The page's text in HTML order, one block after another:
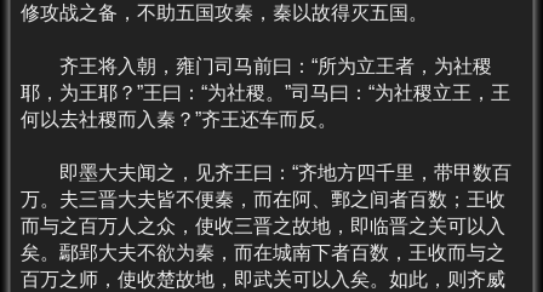
修攻战之备，不助五国攻秦，秦以故得灭五国。
齐王将入朝，雍门司马前曰：“所为立王者，为社稷
耶，为王耶？”王曰：“为社稷。”司马曰：“为社稷立王，王
何以去社稷而入秦？”齐王还车而反。
即墨大夫闻之，见齐王曰：“齐地方四千里，带甲数百
万。夫三晋大夫皆不便秦，而在阿、鄄之间者百数；王收
而与之百万人之众，使收三晋之故地，即临晋之关可以入
矣。鄢郢大夫不欲为秦，而在城南下者百数，王收而与之
百万之师，使收楚故地，即武关可以入矣。如此，则齐威